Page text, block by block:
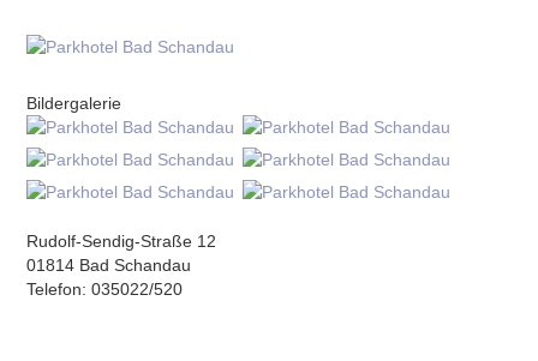
Bildergalerie
Rudolf-Sendig-Straße 12
01814 Bad Schandau
Telefon: 035022/520